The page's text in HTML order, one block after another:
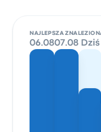
NAJLEPSZA
06.0807.08 Dziś